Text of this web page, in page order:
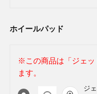
ホイールパッド
※この商品は「ジェッ
ます。
ジ